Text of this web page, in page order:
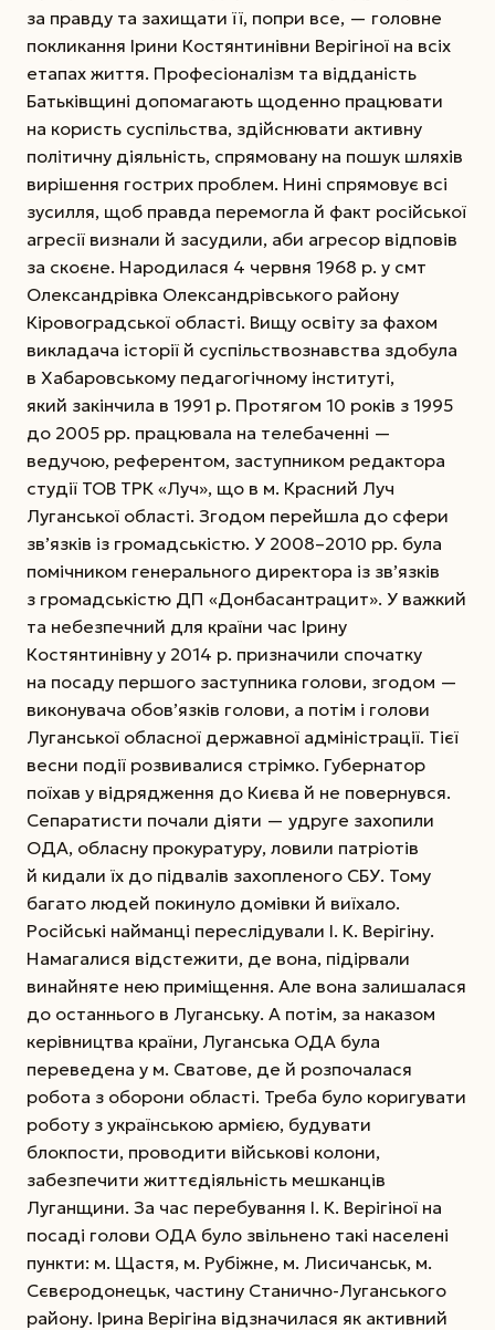
за правду та захищати її, попри все, — головне
покликання Ірини Костянтинівни Верігіної на всіх
етапах життя. Професіоналізм та відданість
Батьківщині допомагають щоденно працювати
на користь суспільства, здійснювати активну
політичну діяльність, спрямовану на пошук шляхів
вирішення гострих проблем. Нині спрямовує всі
зусилля, щоб правда перемогла й факт російської
агресії визнали й засудили, аби агресор відповів
за скоєне. Народилася 4 червня 1968 р. у смт
Олександрівка Олександрівського району
Кіровоградської області. Вищу освіту за фахом
викладача історії й суспільствознавства здобула
в Хабаровському педагогічному інституті,
який закінчила в 1991 р. Протягом 10 років з 1995
до 2005 рр. працювала на телебаченні —
ведучою, референтом, заступником редактора
студії ТОВ ТРК «Луч», що в м. Красний Луч
Луганської області. Згодом перейшла до сфери
зв’язків із громадськістю. У 2008–2010 рр. була
помічником генерального директора із зв’язків
з громадськістю ДП «Донбасантрацит». У важкий
та небезпечний для країни час Ірину
Костянтинівну у 2014 р. призначили спочатку
на посаду першого заступника голови, згодом —
виконувача обов’язків голови, а потім і голови
Луганської обласної державної адміністрації. Тієї
весни події розвивалися стрімко. Губернатор
поїхав у відрядження до Києва й не повернувся.
Сепаратисти почали діяти — удруге захопили
ОДА, обласну прокуратуру, ловили пат­ріотів
й кидали їх до підвалів захопленого СБУ. Тому
багато людей покинуло домівки й виїхало.
Російські найманці переслідували І. К. Верігі­ну.
Намагалися відстежити, де вона, підірвали
винайняте нею приміщення. Але вона залишалася
до останнього в Луганську. А потім, за наказом
керівництва країни, Луганська ОДА була
переведена у м. Сватове, де й розпочалася
робота з оборони області. Треба було коригувати
роботу з українською армією, будувати
блокпости, проводити військові колони,
забезпечити життєдіяльність мешканців
Луганщини. За час перебування І. К. Верігіної на
посаді голови ОДА було звільнено такі населені
пункти: м. Щастя, м. Рубіжне, м. Лисичанськ, м.
Сєвєродонецьк, частину Станично-Луганського
району. Ірина Верігіна відзначилася як активний